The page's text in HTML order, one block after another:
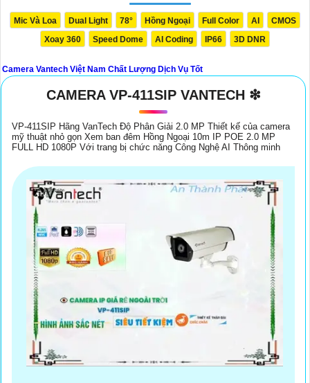
Camera Thết Kế Kim Loại Vantech
Được chứ! Dưới đây là một mẫu câu tư vấn về Camera Vantech Việt
Nam và chất lượng dịch vụ của họ:
"Camera Vantech Việt Nam là một trong những thương hiệu hàng
suất ổn định và chất lượng hình ảnh sắc nét. Bên cạnh đó, dịch vụ hỗ
trợ của Vantech luôn được đánh giá cao với độ chuyên nghiệp và tận
tình. ĐểHoàn toàn tin cậy
an ninh cho gia đình và doanh nghiệp của
bạn, Camera Vantech là sự lựa chọn đáng tin cậy."
Hi vọng câu này sẽ giúp bạn tư vấn được Camera Vantech Việt Nam
và chất lượng dịch vụ của họ. Nếu cần thêm thông tin hoặc muốn biết
thêm gì, đừng ngần ngại để lại câu hỏi nhé!
Mic Và Loa Dual Light 78° Hồng Ngoại Full Color AI
CMOS
Xoay 360
Speed Dome AI Coding IP66 3D DNR
Camera Vantech Việt Nam Chất Lượng Dịch Vụ Tốt
CAMERA VP-411SIP VANTECH ❇
VP-411SIP Hãng VanTech Độ Phân Giải 2.0 MP Thiết kế của camera
mỹ thuật nhỏ gọn Xem ban đêm Hồng Ngoại 10m IP POE 2.0 MP
FULL HD 1080P Với trang bị chức năng Công Nghệ AI Thông minh